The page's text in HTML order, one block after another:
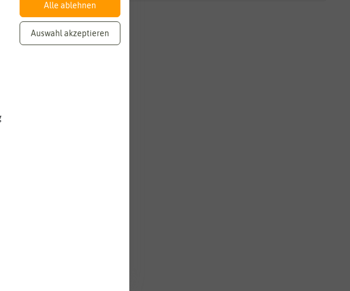
Alle ablehnen
Auswahl akzeptieren